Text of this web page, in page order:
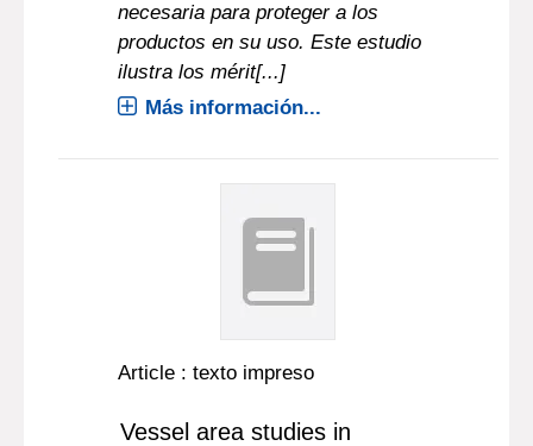
necesaria para proteger a los
productos en su uso. Este estudio
ilustra los mérit[...]
Más información...
Article : texto impreso
Vessel area studies in